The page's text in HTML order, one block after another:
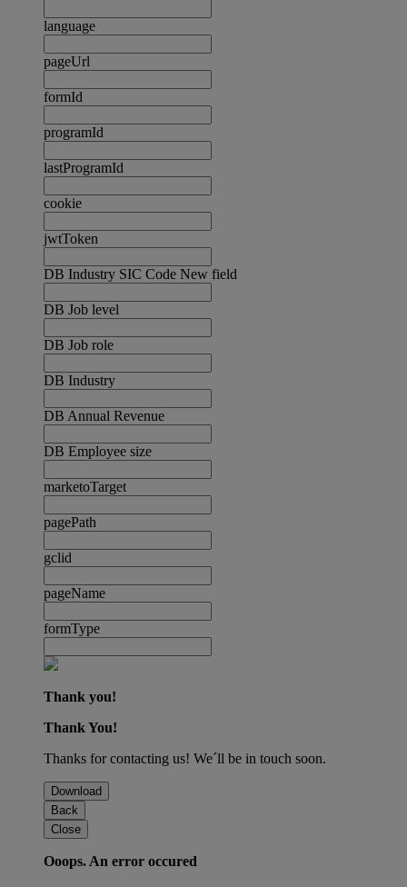
language
pageUrl
formId
programId
lastProgramId
cookie
jwtToken
DB Industry SIC Code New field
DB Job level
DB Job role
DB Industry
DB Annual Revenue
DB Employee size
marketoTarget
pagePath
gclid
pageName
formType
Thank you!
Thank You!
Thanks for contacting us! We´ll be in touch soon.
Download
Back
Close
Ooops. An error occured